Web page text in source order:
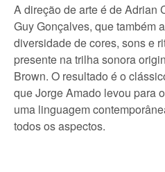
A direção de arte é de Adrian
Guy Gonçalves, que também
diversidade de cores, sons e
presente na trilha sonora
Brown. O resultado é o
que Jorge Amado levou para
uma linguagem
todos os aspectos.